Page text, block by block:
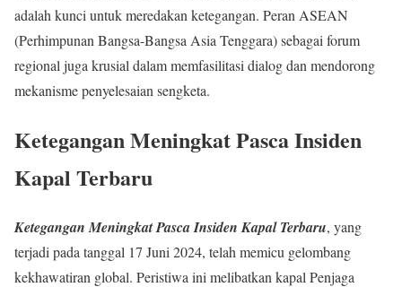
adalah kunci untuk meredakan ketegangan. Peran ASEAN
(Perhimpunan Bangsa-Bangsa Asia Tenggara) sebagai forum
regional juga krusial dalam memfasilitasi dialog dan mendorong
mekanisme penyelesaian sengketa.
Ketegangan Meningkat Pasca Insiden
Kapal Terbaru
Ketegangan Meningkat Pasca Insiden Kapal Terbaru, yang
terjadi pada tanggal 17 Juni 2024, telah memicu gelombang
kekhawatiran global. Peristiwa ini melibatkan kapal Penjaga